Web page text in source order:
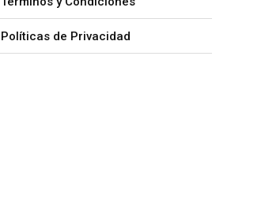
Políticas de Privacidad